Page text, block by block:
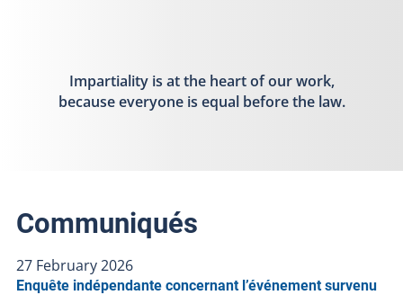
Impartiality is at the heart of our work,
because everyone is equal before the law.
Communiqués
27 February 2026
Enquête indépendante concernant l’événement survenu